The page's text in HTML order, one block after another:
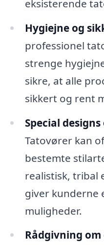
eksisterende
Hygiejne og
professionel
strenge
sikre, at alle
sikkert og rent
Special
Tatovører kan
bestemte
realistisk, tribal
giver kunderne
muligheder.
Rådgivning